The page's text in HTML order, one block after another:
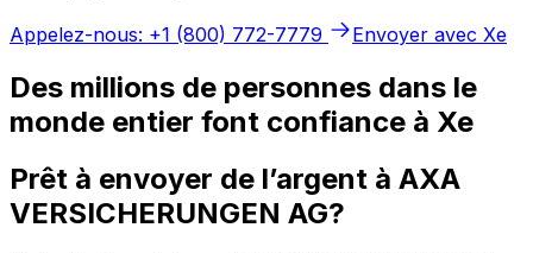
Appelez-nous: +1 (800) 772-7779
Envoyer avec Xe
Des millions de personnes dans le
monde entier font confiance à Xe
Prêt à envoyer de l’argent à AXA
VERSICHERUNGEN AG?